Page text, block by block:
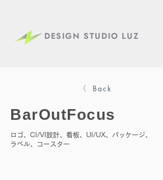
DESIGN STUDIO LUZ
Back
BarOutFocus
ロゴ、CI/VI設計、看板、UI/UX、パッケージ、
ラベル、コースター